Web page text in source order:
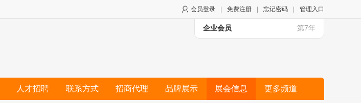
会员登录 免费注册 忘记密码 管理入口
企业会员 第7年
人才招聘 联系方式 招商代理 品牌展示 展会信息 更多频道